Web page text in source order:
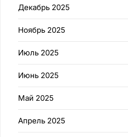
Декабрь 2025
Ноябрь 2025
Июль 2025
Июнь 2025
Май 2025
Апрель 2025